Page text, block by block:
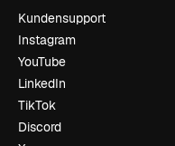
Kundensupport
Instagram
YouTube
LinkedIn
TikTok
Discord